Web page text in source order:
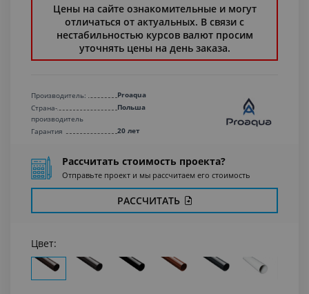
Цены на сайте ознакомительные и могут
отличаться от актуальных. В связи с
нестабильностью курсов валют просим
уточнять цены на день заказа.
Производитель:
Proaqua
Страна-
производитель
Польша
Гарантия 20 лет
Рассчитать стоимость проекта?
Отправьте проект и мы рассчитаем его стоимость
РАССЧИТАТЬ
Цвет: